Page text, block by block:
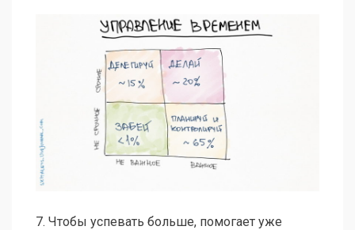
7. Чтобы успевать больше, помогает уже